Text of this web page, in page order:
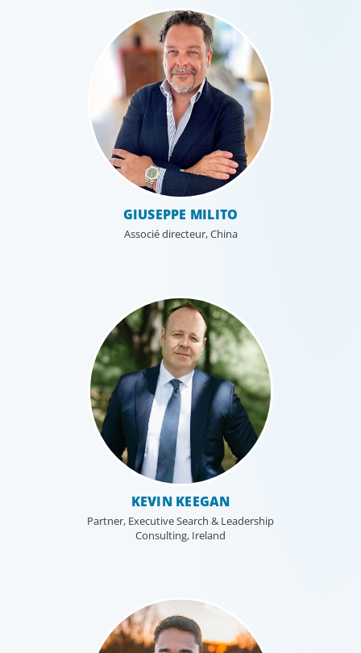
GIUSEPPE MILITO
Associé directeur, China
KEVIN KEEGAN
Partner, Executive Search & Leadership
Consulting, Ireland